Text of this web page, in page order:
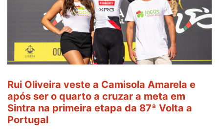
Camisola
Amarela
ao
da
etapa
da
Volta
a
Rui Oliveira veste a Camisola Amarela e
após ser o quarto a cruzar a meta em
Sintra na primeira etapa da 87ª Volta a
Portugal